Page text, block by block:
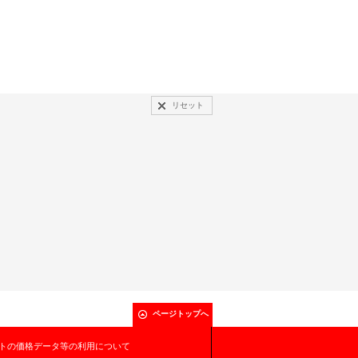
リセット
ページトップへ
の価格データ等の利用について